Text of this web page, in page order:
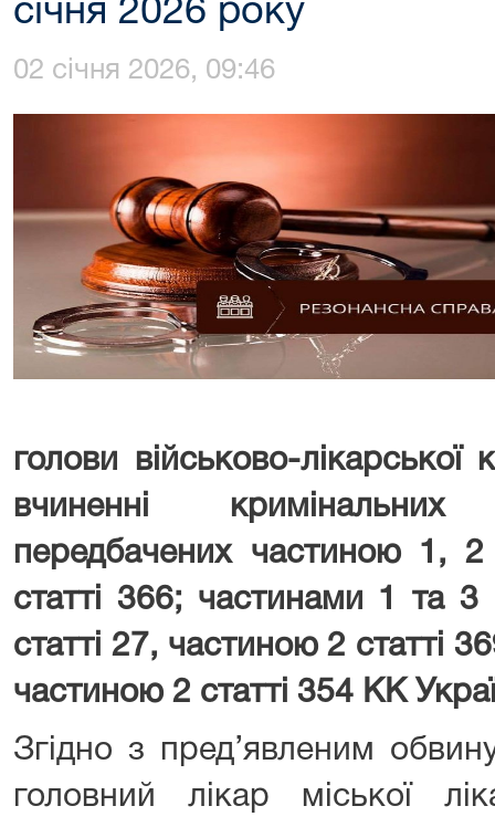
січня 2026 року
02 січня 2026, 09:46
голови військово-лікарської
вчиненні
передбачених частиною 1,
статті 366; частинами 1 та 3
статті 27, частиною 2 статті
частиною 2 статті 354 КК
Згідно з пред’явленим
головний лікар міської